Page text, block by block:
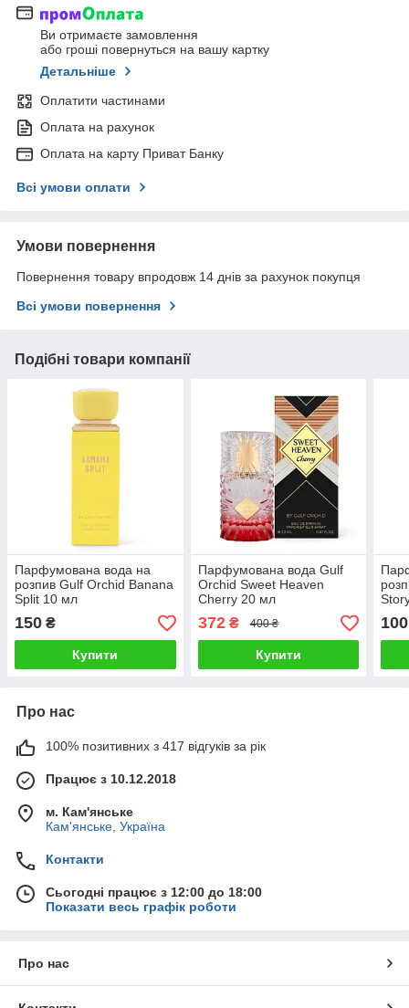
Ви отримаєте замовлення
або гроші повернуться на вашу картку
Детальніше
Оплатити частинами
Оплата на рахунок
Оплата на карту Приват Банку
Всі умови оплати
Умови повернення
Повернення товару впродовж 14 днів за рахунок покупця
Всі умови повернення
Подібні товари компанії
Парфумована вода на
розпив Gulf Orchid Banana
Split 10 мл
150 ₴
Купити
Парфумована вода Gulf
Orchid Sweet Heaven
Cherry 20 мл
372₴ 400 ₴
Купити
100
Про нас
100% позитивних з 417 відгуків за рік
Працює з 10.12.2018
м. Кам'янське
Кам'янське, Україна
Контакти
Сьогодні працює з 12:00 до 18:00
Показати весь графік роботи
Про нас